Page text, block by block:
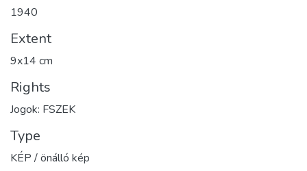
1940
Extent
9x14 cm
Rights
Jogok: FSZEK
Type
KÉP / önálló kép